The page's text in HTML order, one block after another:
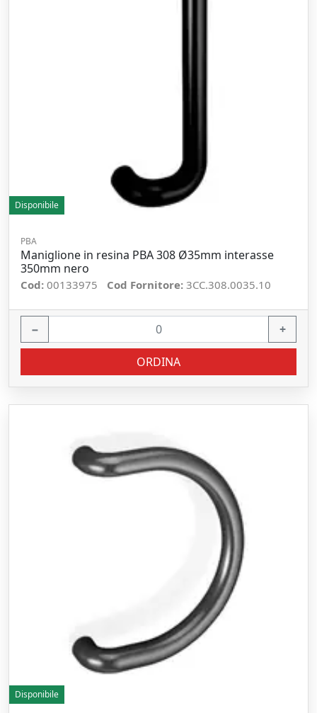
Disponibile
PBA
Maniglione in resina PBA 308 Ø35mm interasse
350mm nero
Cod: 00133975 Cod Fornitore: 3CC.308.0035.10
− +
ORDINA
Disponibile